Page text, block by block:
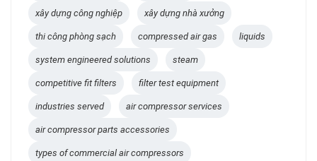
xây dựng công nghiệp xây dựng nhà xưởng
thi công phòng sạch compressed air gas liquids
system engineered solutions steam
competitive fit filters filter test equipment
industries served air compressor services
air compressor parts accessories
types of commercial air compressors